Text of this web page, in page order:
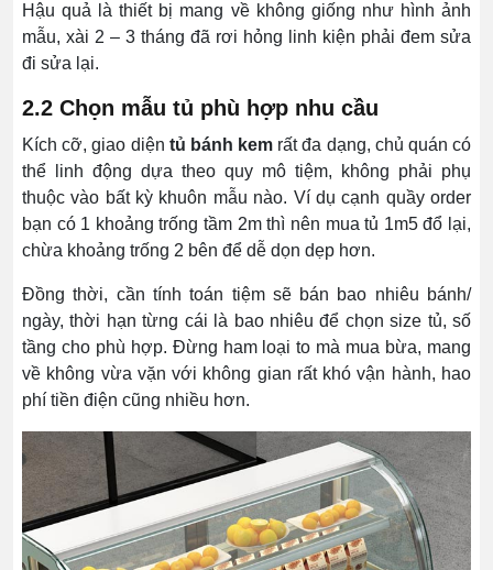
Hậu quả là thiết bị mang về không giống như hình ảnh
mẫu, xài 2 – 3 tháng đã rơi hỏng linh kiện phải đem sửa
đi sửa lại.
2.2 Chọn mẫu tủ phù hợp nhu cầu
Kích cỡ, giao diện tủ bánh kem rất đa dạng, chủ quán có
thể linh động dựa theo quy mô tiệm, không phải phụ
thuộc vào bất kỳ khuôn mẫu nào. Ví dụ cạnh quầy order
bạn có 1 khoảng trống tầm 2m thì nên mua tủ 1m5 đổ lại,
chừa khoảng trống 2 bên để dễ dọn dẹp hơn.
Đồng thời, cần tính toán tiệm sẽ bán bao nhiêu bánh/
ngày, thời hạn từng cái là bao nhiêu để chọn size tủ, số
tầng cho phù hợp. Đừng ham loại to mà mua bừa, mang
về không vừa vặn với không gian rất khó vận hành, hao
phí tiền điện cũng nhiều hơn.